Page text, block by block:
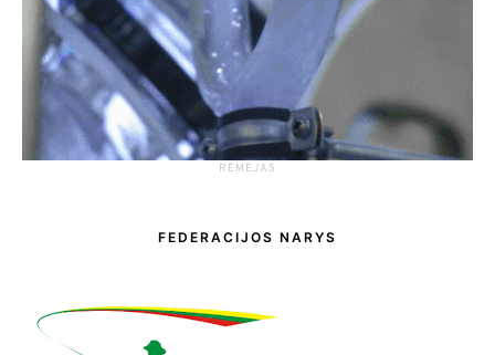
RĖMĖJAS
FEDERACIJOS NARYS